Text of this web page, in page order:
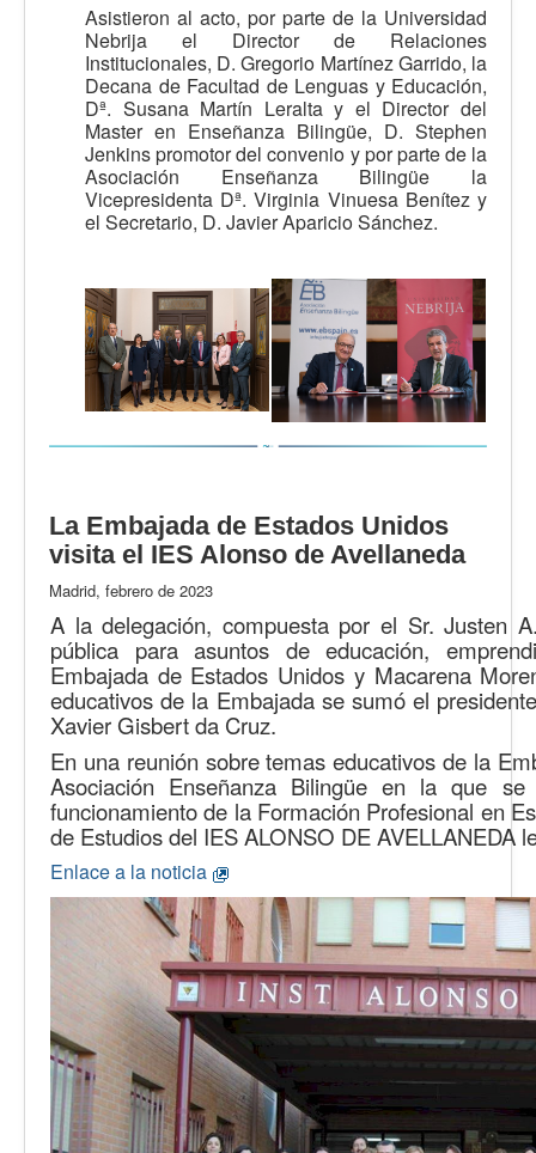
Asistieron al acto, por parte de la Universidad
Nebrija el Director de Relaciones
Institucionales, D. Gregorio Martínez Garrido, la
Decana de Facultad de Lenguas y Educación,
Dª. Susana Martín Leralta y el Director del
Master en Enseñanza Bilingüe, D. Stephen
Jenkins promotor del convenio y por parte de la
Asociación Enseñanza Bilingüe la
Vicepresidenta Dª. Virginia Vinuesa Benítez y
el Secretario, D. Javier Aparicio Sánchez.
La Embajada de Estados Unidos
visita el IES Alonso de Avellaneda
Madrid, febrero de 2023
A la delegación, compuesta por el Sr. Justen
pública para asuntos de educación,
Embajada de Estados Unidos y Macarena
educativos de la Embajada se sumó el
Xavier Gisbert da Cruz.
En una reunión sobre temas educativos de la
Asociación Enseñanza Bilingüe en la que
funcionamiento de la Formación Profesional en
de Estudios del IES ALONSO DE AVELLANEDA
Enlace a la noticia